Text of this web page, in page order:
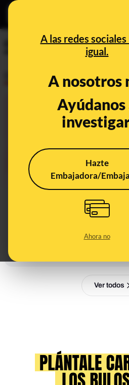
A las redes sociales
igual.
A nosotros
Ayúdanos
Hazte
Embajadora/
Ahora no
colorante alimentario
CONTEXTO
Los productos en los
contienen "carne de
pigmento extraído de
Ver todos